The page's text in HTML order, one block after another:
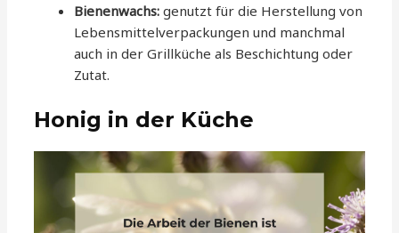
Bienenwachs: genutzt für die Herstellung von
Lebensmittelverpackungen und manchmal
auch in der Grillküche als Beschichtung oder
Zutat.
Honig in der Küche